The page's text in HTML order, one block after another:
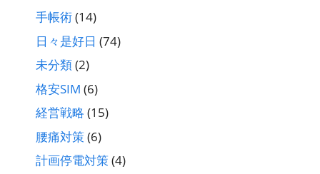
手帳術(14)
日々是好日 (74)
未分類(2)
格安SIM (6)
経営戦略 (15)
腰痛対策 (6)
計画停電対策 (4)